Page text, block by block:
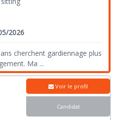
2026
cherchent gardiennage plus
Ma ...
Voir le profil
Candidat